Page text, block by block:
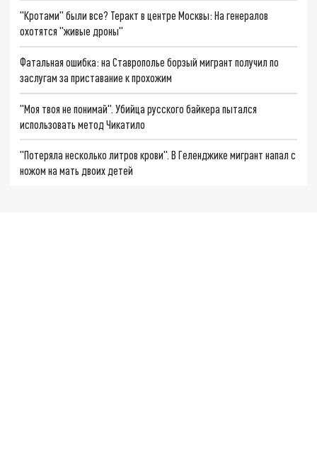
"Кротами" были все? Теракт в центре Москвы: На генералов
охотятся "живые дроны"
Фатальная ошибка: на Ставрополье борзый мигрант получил по
заслугам за приставание к прохожим
"Моя твоя не понимай". Убийца русского байкера пытался
использовать метод Чикатило
"Потеряла несколько литров крови". В Геленджике мигрант напал с
ножом на мать двоих детей